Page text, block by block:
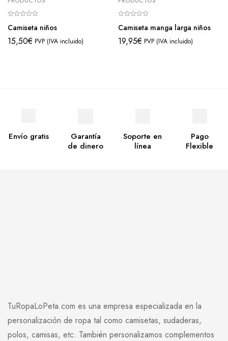
Camiseta niños
15,50€ PVP (IVA incluido)
Camiseta manga larga niños
19,95€ PVP (IVA incluido)
Envío gratis
Garantía
de dinero
Soporte en
línea
Pago
Flexible
TuRopaLoPeta.com es una empresa especializada en la
personalización de ropa tal como camisetas, sudaderas,
polos, camisas, etc. También personalizamos complementos